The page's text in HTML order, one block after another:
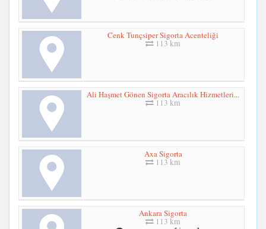
Cenk Tunçsiper Sigorta Acenteliği
113 km
Ali Haşmet Gönen Sigorta Aracılık Hizmetleri...
113 km
Axa Sigorta
113 km
Ankara Sigorta
113 km